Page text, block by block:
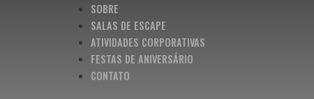
SOBRE
SALAS DE ESCAPE
ATIVIDADES CORPORATIVAS
FESTAS DE ANIVERSÁRIO
CONTATO